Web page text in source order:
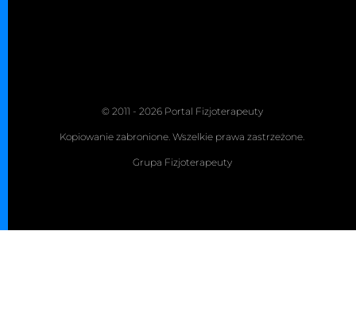
© 2011 - 2026 Portal Fizjoterapeuty
Kopiowanie zabronione. Wszelkie prawa zastrzeżone.
Grupa Fizjoterapeuty